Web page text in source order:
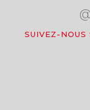
SUIVEZ-NOUS